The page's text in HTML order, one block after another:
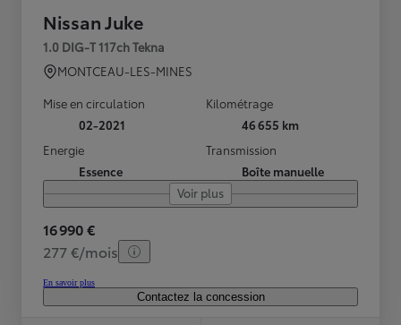
Nissan Juke
1.0 DIG-T 117ch Tekna
MONTCEAU-LES-MINES
Mise en circulation
02-2021
Kilométrage
46 655 km
Energie
Essence
Transmission
Boîte manuelle
Voir plus
16 990 €
277 €/mois
En savoir plus
Contactez la concession